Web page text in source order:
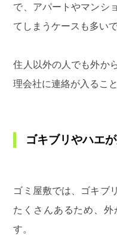
で、アパートやマンシ
てしまうケースも多いで
住人以外の人でも外か
理会社に連絡が入るこ
ゴキブリやハエ
ゴミ屋敷では、ゴキブ
たくさんあるため、外
す。